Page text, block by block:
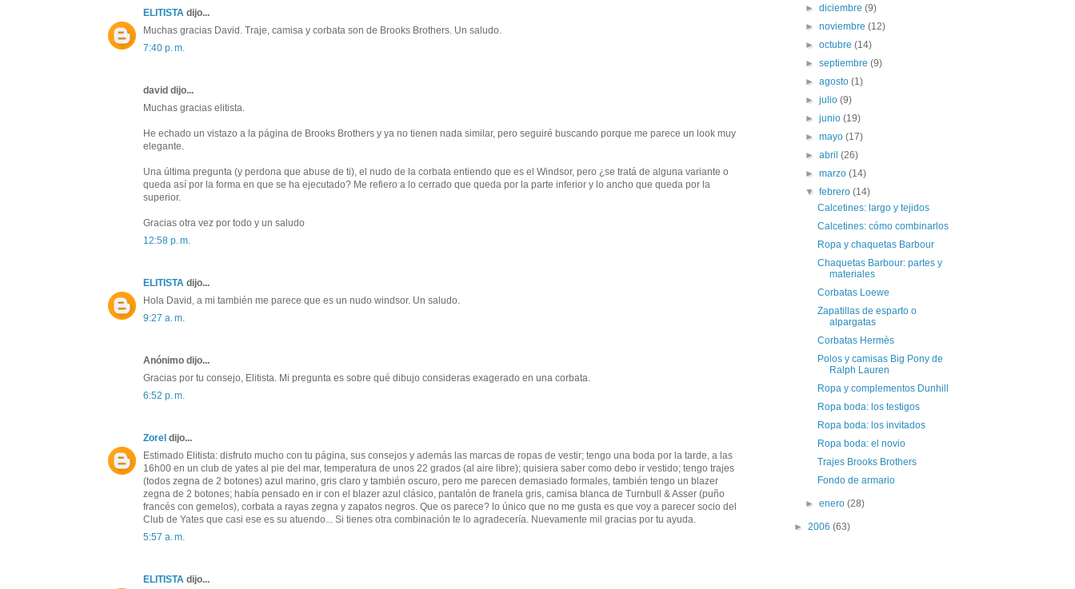
ELITISTA dijo...
Muchas gracias David. Traje, camisa y corbata son de Brooks Brothers. Un saludo.
7:40 p. m.
david dijo...
Muchas gracias elitista.
He echado un vistazo a la página de Brooks Brothers y ya no tienen nada similar, pero seguiré buscando porque me parece un look muy
elegante.
Una última pregunta (y perdona que abuse de ti), el nudo de la corbata entiendo que es el Windsor, pero ¿se tratá de alguna variante o
queda así por la forma en que se ha ejecutado? Me refiero a lo cerrado que queda por la parte inferior y lo ancho que queda por la
superior.
Gracias otra vez por todo y un saludo
12:58 p. m.
ELITISTA dijo...
Hola David, a mi también me parece que es un nudo windsor. Un saludo.
9:27 a. m.
Anónimo dijo...
Gracias por tu consejo, Elitista. Mi pregunta es sobre qué dibujo consideras exagerado en una corbata.
6:52 p. m.
Zorel dijo...
Estimado Elitista: disfruto mucho con tu página, sus consejos y además las marcas de ropas de vestir; tengo una boda por la tarde, a las
16h00 en un club de yates al pie del mar, temperatura de unos 22 grados (al aire libre); quisiera saber como debo ir vestido; tengo trajes
(todos zegna de 2 botones) azul marino, gris claro y también oscuro, pero me parecen demasiado formales, también tengo un blazer
zegna de 2 botones; había pensado en ir con el blazer azul clásico, pantalón de franela gris, camisa blanca de Turnbull & Asser (puño
francés con gemelos), corbata a rayas zegna y zapatos negros. Que os parece? lo único que no me gusta es que voy a parecer socio del
Club de Yates que casi ese es su atuendo... Si tienes otra combinación te lo agradecería. Nuevamente mil gracias por tu ayuda.
5:57 a. m.
ELITISTA dijo...
►diciembre(9)
►noviembre(12)
►octubre(14)
►septiembre(9)
►agosto(1)
►julio(9)
►junio(19)
►mayo(17)
►abril(26)
►marzo(14)
▼febrero(14)
Calcetines: largo y tejidos
Calcetines: cómo combinarlos
Ropa y chaquetas Barbour
Chaquetas Barbour: partes y
materiales
Corbatas Loewe
Zapatillas de esparto o
alpargatas
Corbatas Hermès
Polos y camisas Big Pony de
Ralph Lauren
Ropa y complementos Dunhill
Ropa boda: los testigos
Ropa boda: los invitados
Ropa boda: el novio
Trajes Brooks Brothers
Fondo de armario
►enero(28)
► 2006 (63)